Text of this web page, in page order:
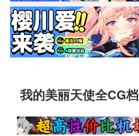
小组
KF Online
我的美丽天使全CG档